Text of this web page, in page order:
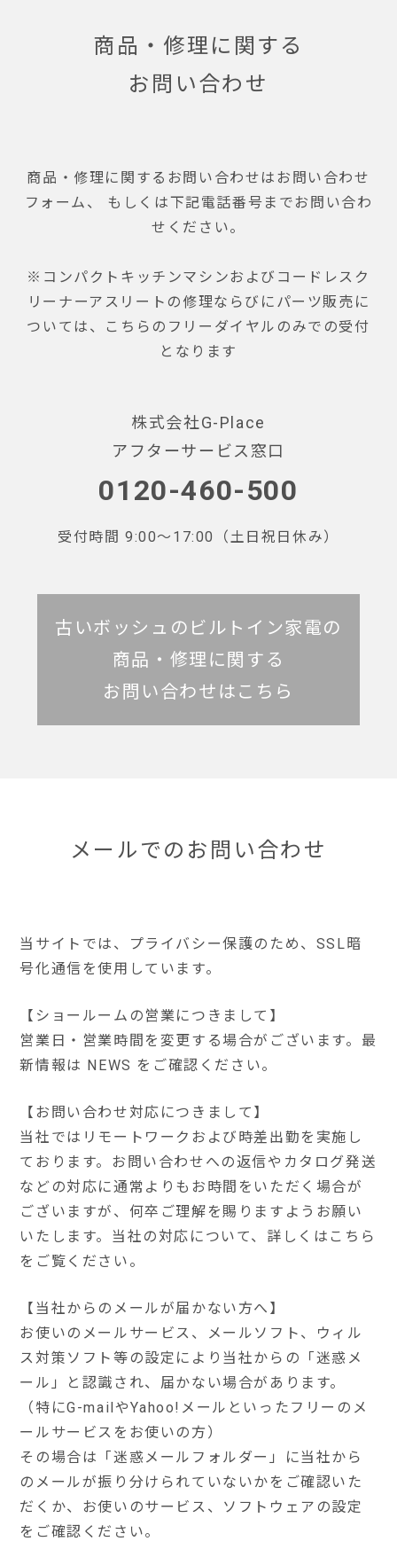
商品・修理に関する
お問い合わせ
商品・修理に関するお問い合わせはお問い合わせ
フォーム、
もしくは下記電話番号までお問い合わ
せください。
※コンパクトキッチンマシンおよびコードレスク
リーナーアスリートの 修理ならびにパーツ販売に
ついては、
こちらのフリーダイヤルのみでの受付
となります
株式会社G-Place
アフターサービス窓口
0120-460-500
受付時間 9:00～17:00（土日祝日休み）
古いボッシュのビルトイン家電の
商品・修理に関する
お問い合わせはこちら
メールでのお問い合わせ
当サイトでは、プライバシー保護のため、SSL暗
号化通信を使用しています。
【ショールームの営業につきまして】
営業日・営業時間を変更する場合がございます。最
新情報は NEWS をご確認ください。
【お問い合わせ対応につきまして】
当社ではリモートワークおよび時差出勤を実施し
ております。お問い合わせへの返信やカタログ発送
などの対応に通常よりもお時間をいただく場合が
ございますが、何卒ご理解を賜りますようお願い
いたします。当社の対応について、詳しくはこちら
をご覧ください。
【当社からのメールが届かない方へ】
お使いのメールサービス、メールソフト、ウィル
ス対策ソフト等の設定により当社からの「迷惑メ
ール」と認識され、届かない場合があります。
（特にG-mailやYahoo!メールといったフリーのメ
ールサービスをお使いの方）
その場合は「迷惑メールフォルダー」に当社から
のメールが振り分けられていないかをご確認いた
だくか、お使いのサービス、ソフトウェアの設定
をご確認ください。